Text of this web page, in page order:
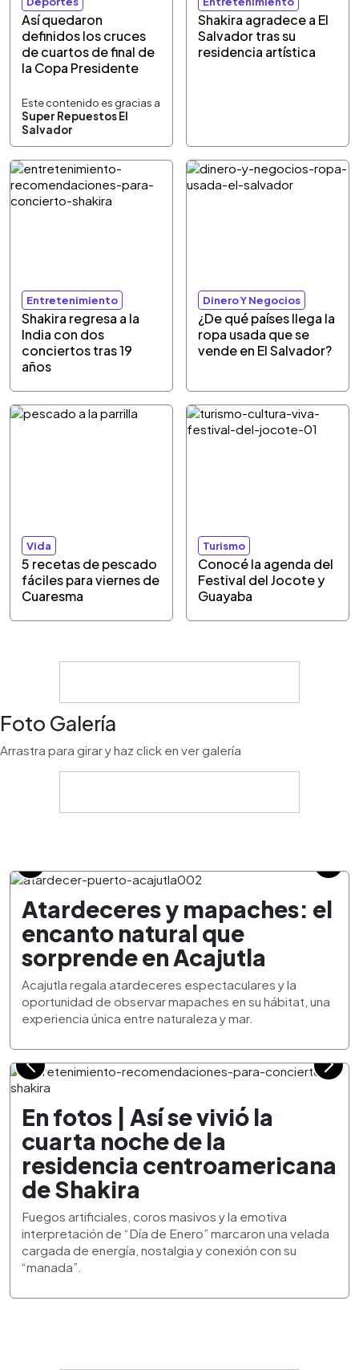
Así quedaron
definidos los cruces
de cuartos de final de
la Copa Presidente
Este contenido es gracias a
Super Repuestos El
Salvador
Shakira agradece a El
Salvador tras su
residencia artística
Entretenimiento
Shakira regresa a la
India con dos
conciertos tras 19
años
Dinero Y Negocios
¿De qué países llega la
ropa usada que se
vende en El Salvador?
Vida
5 recetas de pescado
fáciles para viernes de
Cuaresma
Turismo
Conocé la agenda del
Festival del Jocote y
Guayaba
Foto Galería
Arrastra para girar y haz click en ver galería
Atardeceres y mapaches: el
encanto natural que
sorprende en Acajutla
Acajutla regala atardeceres espectaculares y la
oportunidad de observar mapaches en su hábitat, una
experiencia única entre naturaleza y mar.
En fotos | Así se vivió la
cuarta noche de la
residencia centroamericana
de Shakira
Fuegos artificiales, coros masivos y la emotiva
interpretación de “Día de Enero” marcaron una velada
cargada de energía, nostalgia y conexión con su
“manada”.